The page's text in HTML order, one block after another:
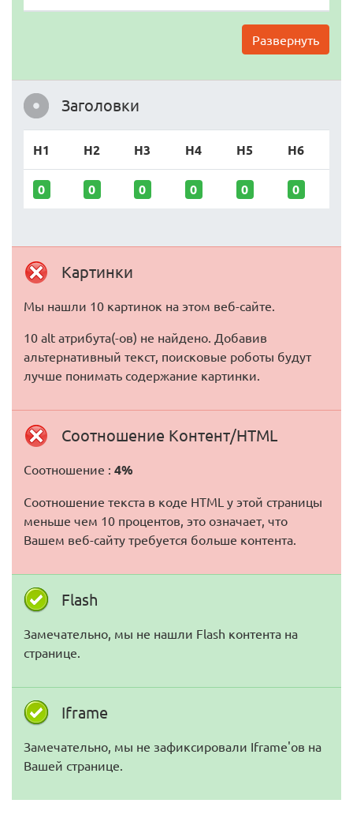
Развернуть
Заголовки
H1 H2 H3 H4 H5 H6
0 0 0 0 0 0
Картинки
Мы нашли 10 картинок на этом веб-сайте.
10 alt атрибута(-ов) не найдено. Добавив
альтернативный текст, поисковые роботы будут
лучше понимать содержание картинки.
Соотношение Контент/HTML
Соотношение : 4%
Соотношение текста в коде HTML у этой страницы
меньше чем 10 процентов, это означает, что
Вашем веб-сайту требуется больше контента.
Flash
Замечательно, мы не нашли Flash контента на
странице.
Iframe
Замечательно, мы не зафиксировали Iframe'ов на
Вашей странице.